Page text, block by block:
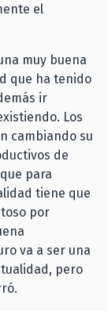
el
muy buena
que ha tenido
ir
Los
cambiando su
de
para
tiene que
por
va a ser una
pero